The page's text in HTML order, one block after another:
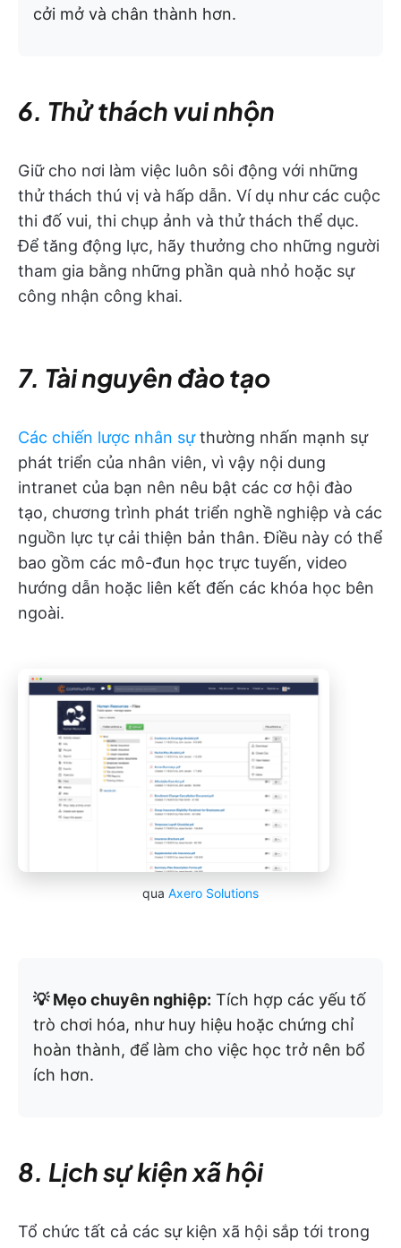
cởi mở và chân thành hơn.
6. Thử thách vui nhộn
Giữ cho nơi làm việc luôn sôi động với những
thử thách thú vị và hấp dẫn. Ví dụ như các cuộc
thi đố vui, thi chụp ảnh và thử thách thể dục.
Để tăng động lực, hãy thưởng cho những người
tham gia bằng những phần quà nhỏ hoặc sự
công nhận công khai.
7. Tài nguyên đào tạo
Các chiến lược nhân sựthường nhấn mạnh sự
phát triển của nhân viên, vì vậy nội dung
intranet của bạn nên nêu bật các cơ hội đào
tạo, chương trình phát triển nghề nghiệp và các
nguồn lực tự cải thiện bản thân. Điều này có thể
bao gồm các mô-đun học trực tuyến, video
hướng dẫn hoặc liên kết đến các khóa học bên
ngoài.
qua Axero Solutions
💡 Mẹo chuyên nghiệp: Tích hợp các yếu tố
trò chơi hóa, như huy hiệu hoặc chứng chỉ
hoàn thành, để làm cho việc học trở nên bổ
ích hơn.
8. Lịch sự kiện xã hội
Tổ chức tất cả các sự kiện xã hội sắp tới trong